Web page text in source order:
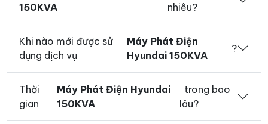
150KVA
nhiêu?
Khi nào mới được sử
dụng dịch vụ
Máy Phát Điện
Hyundai 150KVA
?
Thời
gian
Máy Phát Điện Hyundai
150KVA
trong bao
lâu?